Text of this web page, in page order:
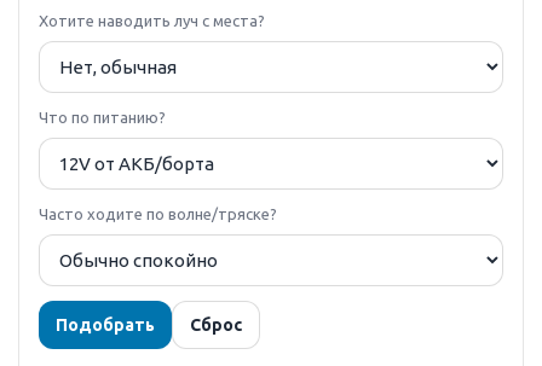
Хотите наводить луч с места?
Что по питанию?
Часто ходите по волне/тряске?
Подобрать Сброс